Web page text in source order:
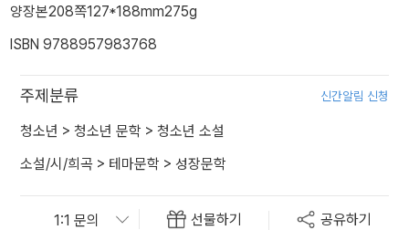
양장본208쪽127*188mm275g
ISBN 9788957983768
주제분류 신간알림 신청
청소년 > 청소년 문학 > 청소년 소설
소설/시/희곡 > 테마문학 > 성장문학
선물하기 공유하기